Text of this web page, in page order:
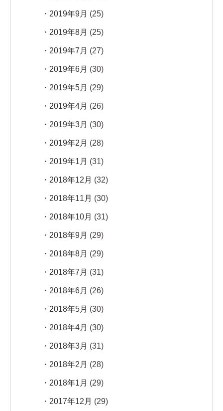
2019年9月 (25)
2019年8月 (25)
2019年7月 (27)
2019年6月 (30)
2019年5月 (29)
2019年4月 (26)
2019年3月 (30)
2019年2月 (28)
2019年1月 (31)
2018年12月 (32)
2018年11月 (30)
2018年10月 (31)
2018年9月 (29)
2018年8月 (29)
2018年7月 (31)
2018年6月 (26)
2018年5月 (30)
2018年4月 (30)
2018年3月 (31)
2018年2月 (28)
2018年1月 (29)
2017年12月 (29)